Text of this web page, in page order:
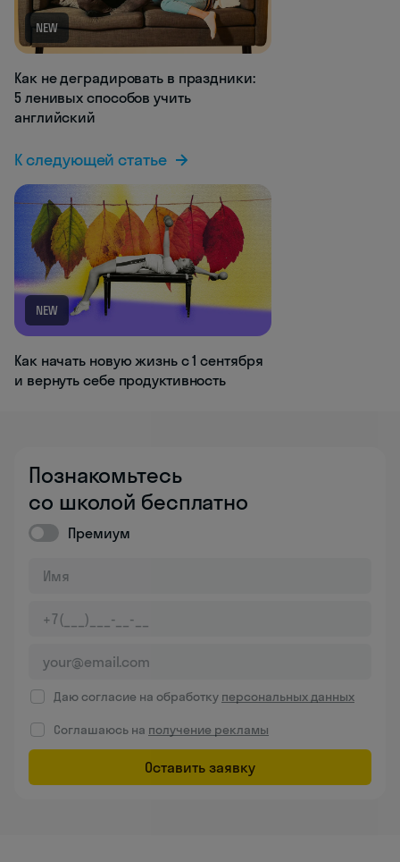
NEW
Как не деградировать в праздники:
5 ленивых способов учить
английский
К следующей статье
NEW
Как начать новую жизнь с 1 сентября
и вернуть себе продуктивность
Познакомьтесь
со школой бесплатно
Премиум
Даю согласие на обработку персональных данных
Соглашаюсь на получение рекламы
Оставить заявку